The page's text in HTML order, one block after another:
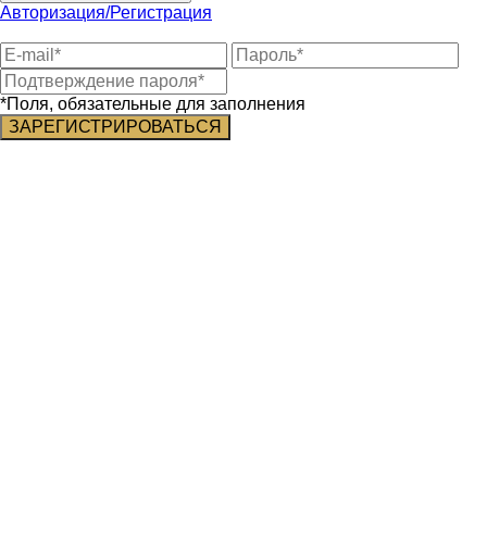
Авторизация/Регистрация
*Поля, обязательные для заполнения